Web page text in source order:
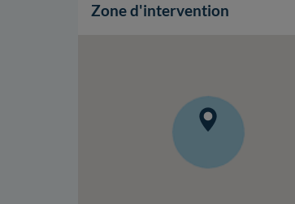
Zone d'intervention